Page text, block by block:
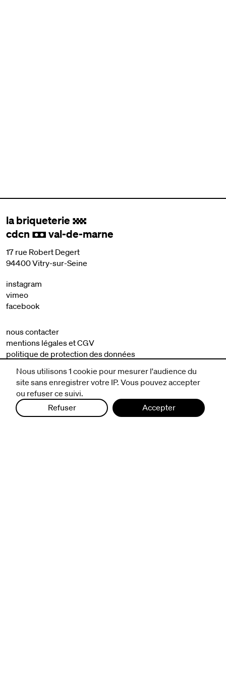
la briqueterie .
cdcn , val-de-marne
17 rue Robert Degert
94400 Vitry-sur-Seine
instagram
vimeo
facebook
nous contacter
mentions légales et CGV
politique de protection des données
Nous utilisons 1 cookie pour mesurer l'audience du
site sans enregistrer votre IP. Vous pouvez accepter
ou refuser ce suivi.
Refuser
Accepter